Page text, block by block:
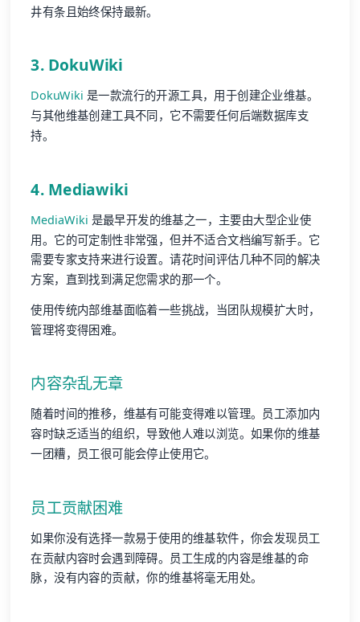
井有条且始终保持最新。
3. DokuWiki
DokuWiki 是一款流行的开源工具，用于创建企业维基。
与其他维基创建工具不同，它不需要任何后端数据库支
持。
4. Mediawiki
MediaWiki 是最早开发的维基之一，主要由大型企业使
用。它的可定制性非常强，但并不适合文档编写新手。它
需要专家支持来进行设置。请花时间评估几种不同的解决
方案，直到找到满足您需求的那一个。
使用传统内部维基面临着一些挑战，当团队规模扩大时，
管理将变得困难。
内容杂乱无章
随着时间的推移，维基有可能变得难以管理。员工添加内
容时缺乏适当的组织，导致他人难以浏览。如果你的维基
一团糟，员工很可能会停止使用它。
员工贡献困难
如果你没有选择一款易于使用的维基软件，你会发现员工
在贡献内容时会遇到障碍。员工生成的内容是维基的命
脉，没有内容的贡献，你的维基将毫无用处。